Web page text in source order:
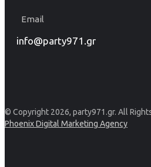
Email
info@party971.gr
© Copyright 2026, party971.gr. All
Phoenix Digital Marketing Agency